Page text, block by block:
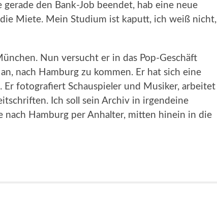
gerade den Bank-Job beendet, hab eine neue
Miete. Mein Studium ist kaputt, ich weiß nicht,
Nun versucht er in das Pop-Geschäft
nach Hamburg zu kommen. Er hat sich eine
Er fotografiert Schauspieler und Musiker, arbeitet
Ich soll sein Archiv in irgendeine
nach Hamburg per Anhalter, mitten hinein in die